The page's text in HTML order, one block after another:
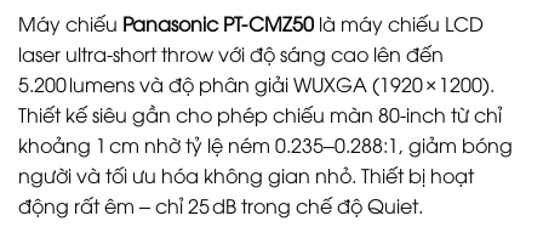
Máy chiếu Panasonic PT-CMZ50 là máy chiếu LCD
laser ultra-short throw với độ sáng cao lên đến
5.200 lumens và độ phân giải WUXGA (1920 × 1200).
Thiết kế siêu gần cho phép chiếu màn 80‑inch từ chỉ
khoảng 1 cm nhờ tỷ lệ ném 0.235–0.288:1, giảm bóng
người và tối ưu hóa không gian nhỏ. Thiết bị hoạt
động rất êm – chỉ 25 dB trong chế độ Quiet.